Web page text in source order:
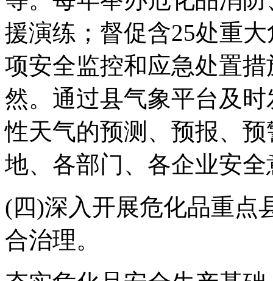
援演练；督促含25处重
项安全监控和应急处置
然。通过县气象平台及
性天气的预测、预报、
地、各部门、各企业安
(四)深入开展危化品重点
合治理。